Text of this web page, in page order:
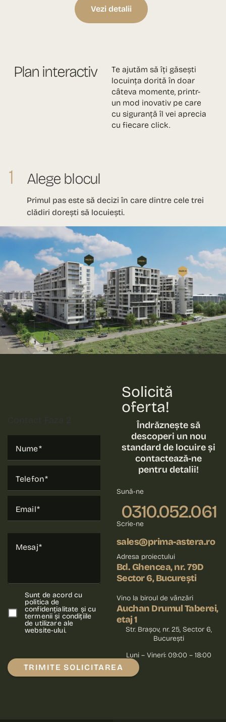
Vezi detalii
Plan interactiv
Te ajutăm să îți găsești
locuința dorită în doar
câteva momente, printr-
un mod inovativ pe care
cu siguranță îl vei aprecia
cu fiecare click.
1 Alege blocul
Primul pas este să decizi în care dintre cele trei
clădiri dorești să locuiești.
Solicită
oferta!
Îndrăznește să
descoperi un nou
standard de locuire și
contactează-ne
pentru detalii!
Sună-ne
0310.052.061
Scrie-ne
sales@prima-astera.ro
Adresa proiectului
Bd. Ghencea, nr. 79D
Sector 6, București
Vino la biroul de vânzări
Auchan Drumul Taberei,
etaj 1
Str. Brașov, nr. 25, Sector 6,
București
Luni – Vineri: 09:00 – 18:00
Nume
Telefon
Email
Mesaj
Sunt de acord cu
politica de
confidențialitate și cu
termenii și condițiile
de utilizare ale
website-ului.
TRIMITE SOLICITAREA